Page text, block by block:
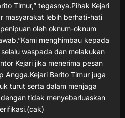
Timur,” tegasnya.Pihak Kejari
masyarakat lebih berhati-hati
oleh oknum-oknum
menghimbau kepada
waspada dan melakukan
Kejari jika menerima pesan
Angga.Kejari Barito Timur juga
turut serta dalam menjaga
tidak menyebarluaskan